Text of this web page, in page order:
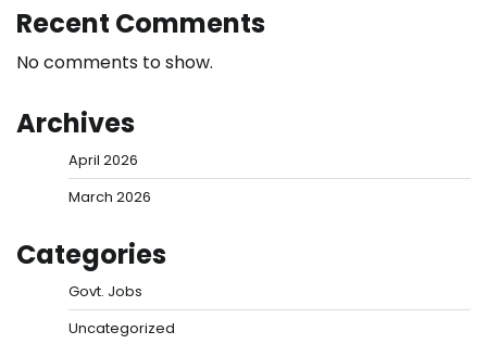
Recent Comments
No comments to show.
Archives
April 2026
March 2026
Categories
Govt. Jobs
Uncategorized